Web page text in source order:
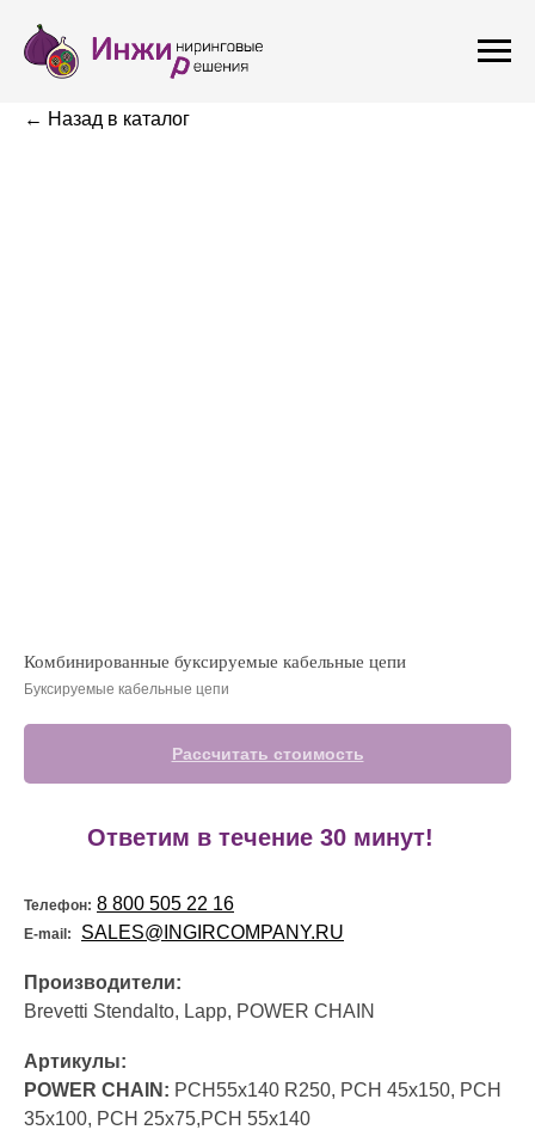
← Назад в каталог
Комбинированные буксируемые кабельные цепи
Буксируемые кабельные цепи
Рассчитать стоимость
Ответим в течение 30 минут!
Телефон: 8 800 505 22 16
E-mail: SALES@INGIRCOMPANY.RU
Производители:
Brevetti Stendalto, Lapp, POWER CHAIN
Артикулы:
POWER CHAIN: PCH55x140 R250, PCH 45x150, PCH
35x100, PCH 25x75,PCH 55x140